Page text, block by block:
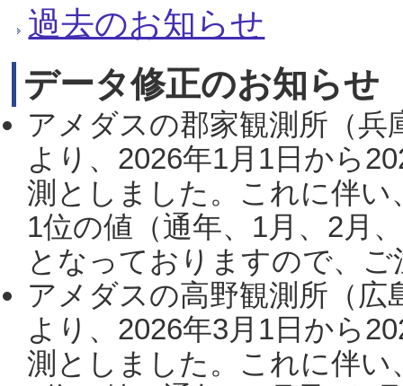
過去のお知らせ
データ修正のお知らせ
アメダスの郡家観測所（
より、2026年1月1日から
測としました。これに伴い
1位の値（通年、1月、2月
となっておりますので、
アメダスの高野観測所（
より、2026年3月1日から
測としました。これに伴い